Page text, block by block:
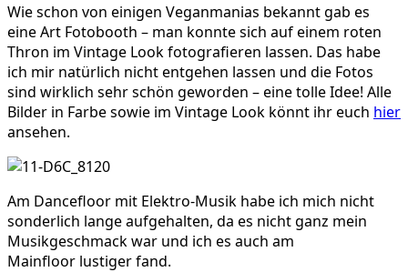
Wie schon von einigen Veganmanias bekannt gab es
eine Art Fotobooth – man konnte sich auf einem roten
Thron im Vintage Look fotografieren lassen. Das habe
ich mir natürlich nicht entgehen lassen und die Fotos
sind wirklich sehr schön geworden – eine tolle Idee! Alle
Bilder in Farbe sowie im Vintage Look könnt ihr euch hier
ansehen.
Am Dancefloor mit Elektro-Musik habe ich mich nicht
sonderlich lange aufgehalten, da es nicht ganz mein
Musikgeschmack war und ich es auch am
Mainfloor lustiger fand.